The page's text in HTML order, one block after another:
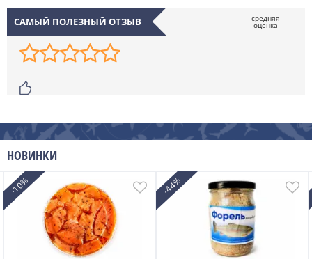
САМЫЙ ПОЛЕЗНЫЙ ОТЗЫВ
НОВИНКИ
-10% -44%